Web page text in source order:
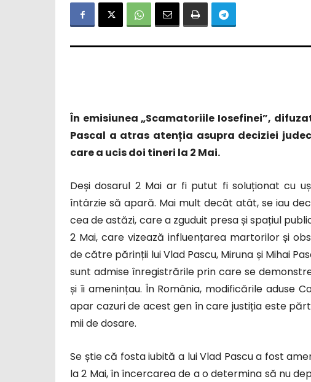
În emisiunea „Scamatoriile Iosefinei”,
Pascal a atras atenția asupra deciziei
care a ucis doi tineri la 2 Mai.
Deși dosarul 2 Mai ar fi putut fi soluționat cu
întârzie să apară. Mai mult decât atât, se iau
cea de astăzi, care a zguduit presa și spațiul
2 Mai, care vizează influențarea martorilor și
de către părinții lui Vlad Pascu, Miruna și Mihai
sunt admise înregistrările prin care se
și îi amenințau. În România, modificările aduse
apar cazuri de acest gen în care justiția este
mii de dosare.
Se știe că fosta iubită a lui Vlad Pascu a fost
la 2 Mai, în încercarea de a o determina să nu